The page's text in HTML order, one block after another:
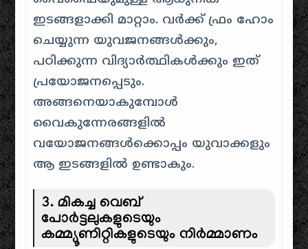
ഇടങ്ങളാക്കി മാറ്റാം. വർക്ക് ഫ്രം ഹോം
ചെയ്യുന്ന യുവജനങ്ങൾക്കും,
പഠിക്കുന്ന വിദ്യാർത്ഥികൾക്കും ഇത്
പ്രയോജനപ്പെടും.
അങ്ങനെയാകുമ്പോൾ
വൈകുന്നേരങ്ങളിൽ
വയോജനങ്ങൾക്കൊപ്പം യുവാക്കളും
ആ ഇടങ്ങളിൽ ഉണ്ടാകും.
3. മികച്ച വെബ്
പോർട്ടലുകളുടെയും
കമ്മ്യൂണിറ്റികളുടെയും നിർമ്മാണം